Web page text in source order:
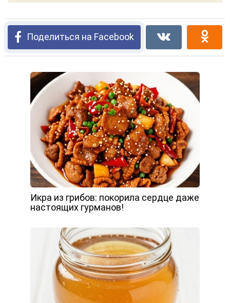
Поделиться на Facebook
Икра из грибов: покорила сердце даже
настоящих гурманов!